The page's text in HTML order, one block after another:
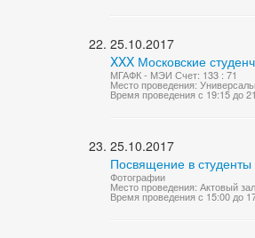
25.10.2017
XXX Московские
МГАФК - МЭИ Счет: 133 : 71
Место проведения:
Время проведения с 19:15 до
25.10.2017
Посвящение в студенты
Фотографии
Место проведения: Актовый
Время проведения с 15:00 до